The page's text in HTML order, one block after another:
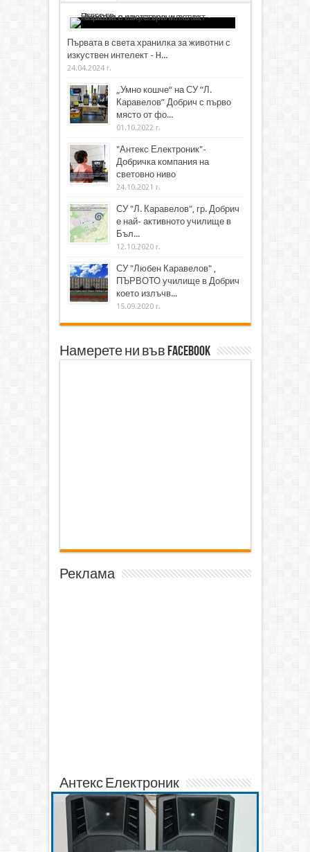
Първата в света хранилка за животни с
изкуствен интелект - H...
24.04.2024 г.
„Умно кошче“ на СУ “Л.
Каравелов” Добрич с първо
място от фо...
01.10.2022 г.
"Антекс Електроник"-
Добричка компания на
световно ниво
24.10.2021 г.
СУ "Л. Каравелов", гр. Добрич
е най- активното училище в
Бъл...
12.10.2020 г.
СУ "Любен Каравелов" ,
ПЪРВОТО училище в Добрич
което излъчв...
15.09.2020 г.
Намерете ни във Facebook
Реклама
Антекс Електроник